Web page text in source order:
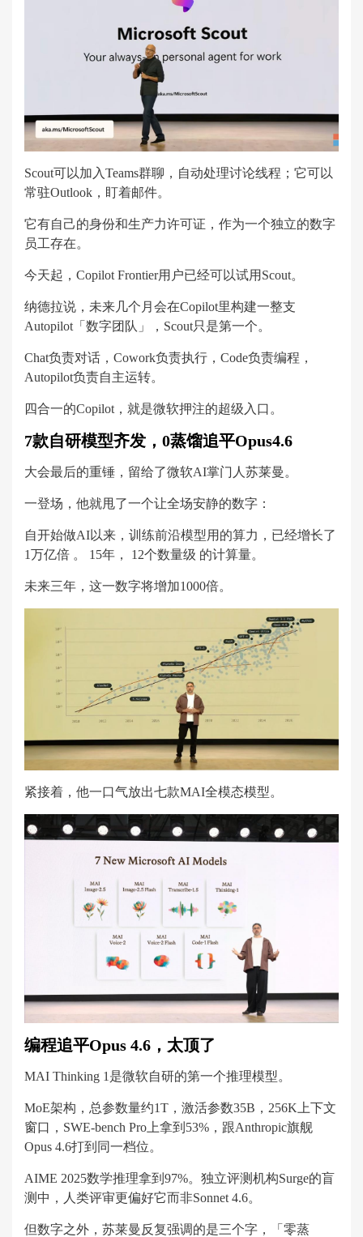
Scout可以加入Teams群聊，自动处理讨论线程；它可以
常驻Outlook，盯着邮件。
它有自己的身份和生产力许可证，作为一个独立的数字
员工存在。
今天起，Copilot Frontier用户已经可以试用Scout。
纳德拉说，未来几个月会在Copilot里构建一整支
Autopilot「数字团队」，Scout只是第一个。
Chat负责对话，Cowork负责执行，Code负责编程，
Autopilot负责自主运转。
四合一的Copilot，就是微软押注的超级入口。
7款自研模型齐发，0蒸馏追平Opus4.6
大会最后的重锤，留给了微软AI掌门人苏莱曼。
一登场，他就甩了一个让全场安静的数字：
自开始做AI以来，训练前沿模型用的算力，已经增长了
1万亿倍 。 15年， 12个数量级 的计算量。
未来三年，这一数字将增加1000倍。
紧接着，他一口气放出七款MAI全模态模型。
编程追平Opus 4.6，太顶了
MAI Thinking 1是微软自研的第一个推理模型。
MoE架构，总参数量约1T，激活参数35B，256K上下文
窗口，SWE-bench Pro上拿到53%，跟Anthropic旗舰
Opus 4.6打到同一档位。
AIME 2025数学推理拿到97%。独立评测机构Surge的盲
测中，人类评审更偏好它而非Sonnet 4.6。
但数字之外，苏莱曼反复强调的是三个字，「零蒸